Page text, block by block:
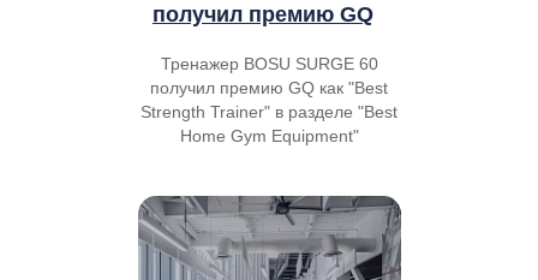
получил премию GQ
Тренажер BOSU SURGE 60
получил премию GQ как "Best
Strength Trainer" в разделе "Best
Home Gym Equipment"